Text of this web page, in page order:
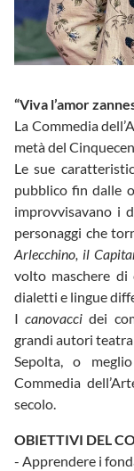
“Viva l’amor
La Commedia
metà del
Le sue
pubblico fin dalle
improvvisavano i
personaggi che
Arlecchino, il
volto maschere di
dialetti e lingue
Icanovacci dei
grandi autori
Sepolta, o
Commedia
secolo.
OBIETTIVI DEL
- Apprendere i